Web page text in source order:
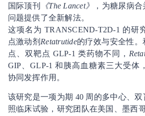
国际顶刊
《The Lancet》
，为糖尿病
问题提供了全新解法。
这项名为 TRANSCEND-T2D-1 的研
点激动剂 Retatrutide的疗效与安全性
点、双靶点 GLP-1 类药物不同，
GIP、GLP-1 和胰高血糖素三大受体
协同发挥作用。
该研究是一项为期 40 周的多中心、
照临床试验，研究团队在美国、墨西